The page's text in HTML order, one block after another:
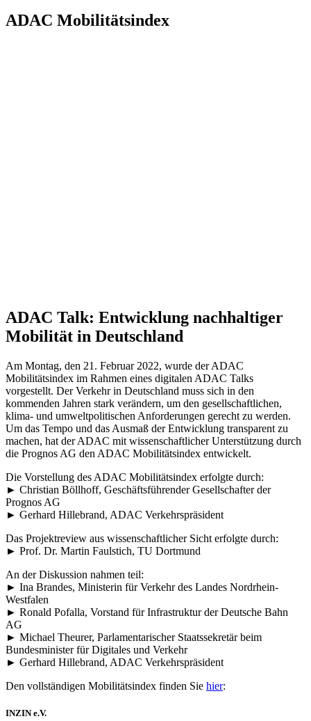
ADAC Mobilitätsindex
ADAC Talk: Entwicklung nachhaltiger
Mobilität in Deutschland
Am Montag, den 21. Februar 2022, wurde der ADAC
Mobilitätsindex im Rahmen eines digitalen ADAC Talks
vorgestellt. Der Verkehr in Deutschland muss sich in den
kommenden Jahren stark verändern, um den gesellschaftlichen,
klima- und umweltpolitischen Anforderungen gerecht zu werden.
Um das Tempo und das Ausmaß der Entwicklung transparent zu
machen, hat der ADAC mit wissenschaftlicher Unterstützung durch
die Prognos AG den ADAC Mobilitätsindex entwickelt.
Die Vorstellung des ADAC Mobilitätsindex erfolgte durch:
► Christian Böllhoff, Geschäftsführender Gesellschafter der
Prognos AG
► Gerhard Hillebrand, ADAC Verkehrspräsident
Das Projektreview aus wissenschaftlicher Sicht erfolgte durch:
► Prof. Dr. Martin Faulstich, TU Dortmund
An der Diskussion nahmen teil:
► Ina Brandes, Ministerin für Verkehr des Landes Nordrhein-
Westfalen
► Ronald Pofalla, Vorstand für Infrastruktur der Deutsche Bahn
AG
► Michael Theurer, Parlamentarischer Staatssekretär beim
Bundesminister für Digitales und Verkehr
► Gerhard Hillebrand, ADAC Verkehrspräsident
Den vollständigen Mobilitätsindex finden Sie hier:
INZIN e.V.